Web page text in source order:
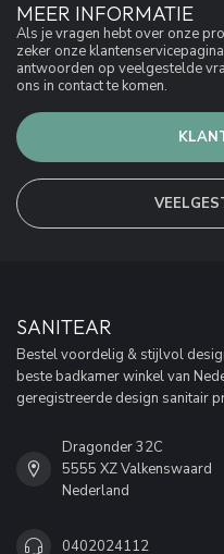
MEER INFORMATIE
Als je vragen hebt over onze
zeker onze
antwoorden op veelgestelde
ons in contact te komen.
SANITEAR
Bestel voordelig & stijlvol
beste badkamer winkel van
geregistreerde design sanitair
Dragonder 32C
5555 XZ Valkenswaard
Nederland
0402024112